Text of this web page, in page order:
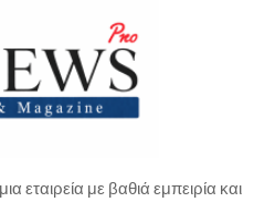
εταιρεία με βαθιά εμπειρία και